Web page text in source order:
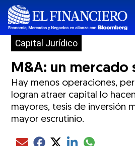
Capital Jurídico
M&A: un mercado
Hay menos operaciones,
logran atraer capital lo
mayores, tesis de inversión
mayor escrutinio.